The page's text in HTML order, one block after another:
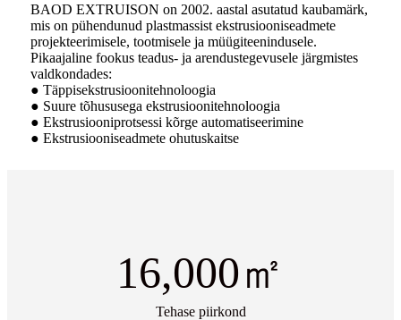
BAOD EXTRUISON on 2002. aastal asutatud kaubamärk,
mis on pühendunud plastmassist ekstrusiooniseadmete
projekteerimisele, tootmisele ja müügiteenindusele.
Pikaajaline fookus teadus- ja arendustegevusele järgmistes
valdkondades:
● Täppisekstrusioonitehnoloogia
● Suure tõhususega ekstrusioonitehnoloogia
● Ekstrusiooniprotsessi kõrge automatiseerimine
● Ekstrusiooniseadmete ohutuskaitse
16,000㎡
Tehase piirkond